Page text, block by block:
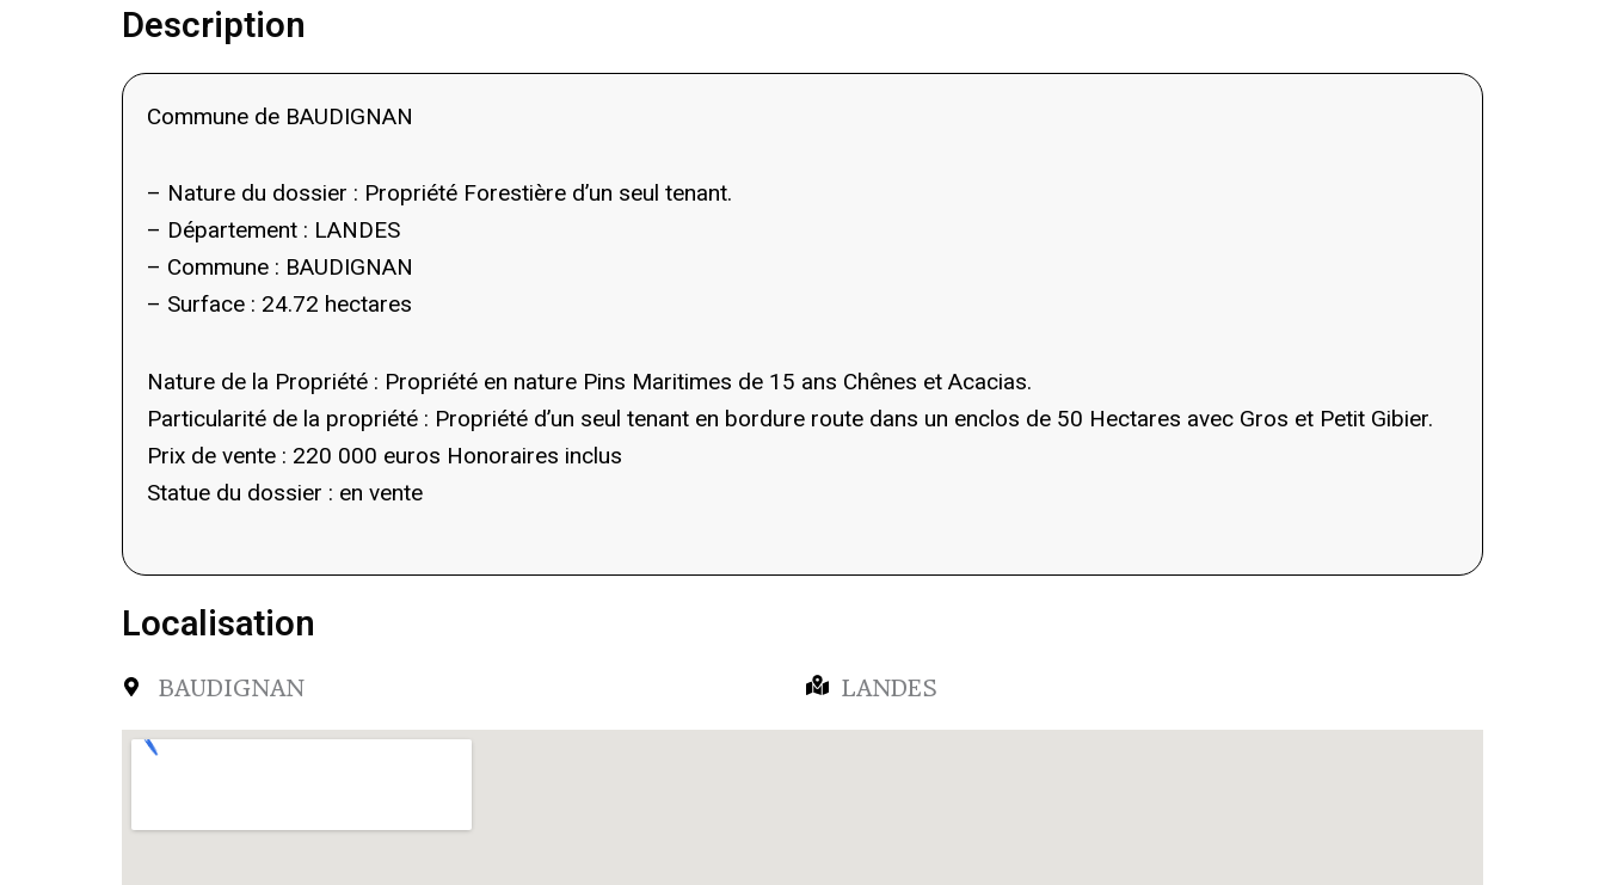
Description
Commune de BAUDIGNAN
– Nature du dossier : Propriété Forestière d’un seul tenant.
– Département : LANDES
– Commune : BAUDIGNAN
– Surface : 24.72 hectares
Nature de la Propriété : Propriété en nature Pins Maritimes de 15 ans Chênes et Acacias.
Particularité de la propriété : Propriété d’un seul tenant en bordure route dans un enclos de 50 Hectares avec Gros et Petit Gibier.
Prix de vente : 220 000 euros Honoraires inclus
Statue du dossier : en vente
Localisation
BAUDIGNAN LANDES